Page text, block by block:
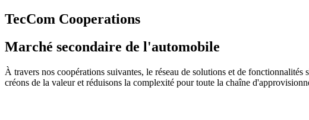
TecCom Cooperations
Marché secondaire de l'automobile
À travers nos coopérations suivantes, le réseau de solutions et de
créons de la valeur et réduisons la complexité pour toute la chaîne